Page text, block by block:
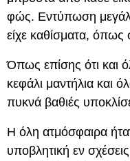
φώς. Εντύπωση
είχε καθίσματα, όπως
Όπως επίσης ότι και
κεφάλι μαντήλια και
πυκνά βαθιές
Η όλη ατμόσφαιρα
υποβλητική εν